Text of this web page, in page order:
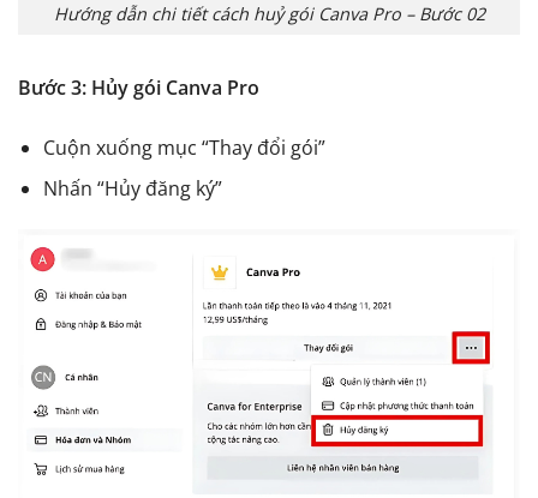
Hướng dẫn chi tiết cách huỷ gói Canva Pro – Bước 02
Bước 3: Hủy gói Canva Pro
Cuộn xuống mục “Thay đổi gói”
Nhấn “Hủy đăng ký”